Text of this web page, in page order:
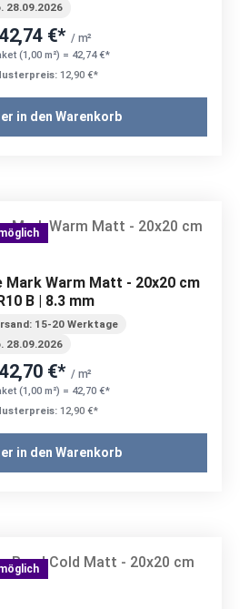
28.09.2026
42,74 €* / m²
(1,00 m²) = 42,74 €*
12,90 €*
in den Warenkorb
Mark Warm Matt - 20x20 cm
B | 8.3 mm
15-20 Werktage
28.09.2026
42,70 €* / m²
(1,00 m²) = 42,70 €*
12,90 €*
in den Warenkorb